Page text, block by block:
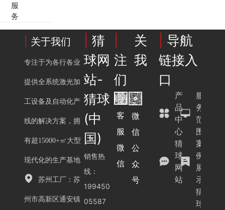
服
务
关于我们
专注于为各行各业
提供全系统激光加
工设备及自动化产
线的解决方案，拥
有超15000+㎡大型
现代化的生产基地
苏州工厂：苏
州市高新区通安镇
猜
球网
站-
猜球
(中
国)
销售热
线：
199450
05587
关
注我
们
客
服
微
信
微
信
公
众
号
导航
链接入
口
产
品
中
心
服
务
范
围
猜
球
网
站
案
例
展
示
猜
球